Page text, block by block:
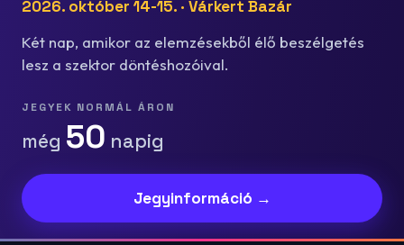
2026. október 14-15. · Várkert Bazár
Két nap, amikor az elemzésekből élő beszélgetés
lesz a szektor döntéshozóival.
JEGYEK NORMÁL ÁRON
még 50 napig
Jegyinformáció →